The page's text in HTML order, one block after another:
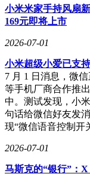
小米米家手持风扇
169元即将上市
2026-07-01
小米超级小爱已支
7 月 1 日消息，微
等手机厂商合作推
中。测试发现，小
句话给微信好友发
现“微信语音控制开
2026-07-01
马斯克的“银行”：